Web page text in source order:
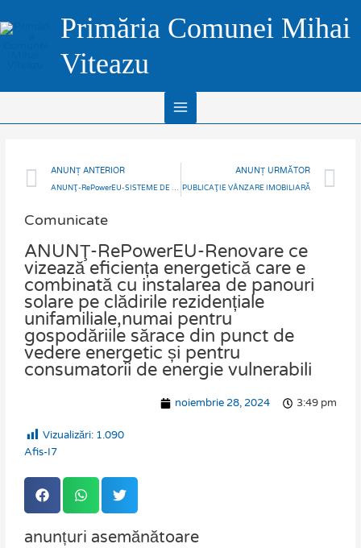
to
Primăria Comunei Mihai
Viteazu
Menu
Prev
ANUNȚ ANTERIOR
ANUNŢ-RePowerEU-SISTEME DE PANOURI FOTOVOLTAICE SI DE STOCARE PENTRU CONSUMATORII VULNERABILI DE ENERGIE
ANUNȚ URMĂTOR
PUBLICAŢIE VÂNZARE IMOBILIARĂ
Comunicate
ANUNŢ-RePowerEU-Renovare ce
vizează eficiența energetică care e
combinată cu instalarea de panouri
solare pe clădirile rezidențiale
unifamiliale,numai pentru
gospodăriile sărace din punct de
vedere energetic și pentru
consumatorii de energie vulnerabili
noiembrie 28, 2024 3:49 pm
Vizualizări: 1.090
Afis-I7
anunțuri asemănătoare